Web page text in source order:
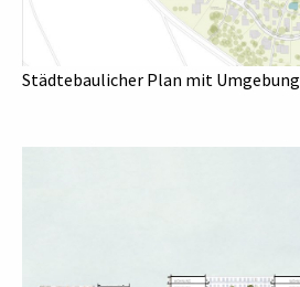
Städtebaulicher Plan mit Umgebung